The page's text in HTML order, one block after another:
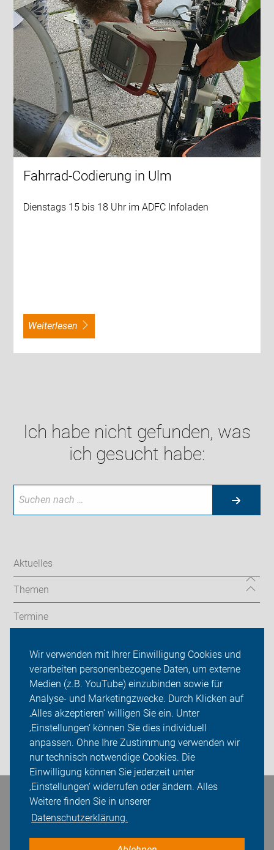
Wir verwenden mit Ihrer Einwilligung Cookies und
verarbeiten personenbezogene Daten, um externe
Medien (z.B. YouTube) einzubinden sowie für
Analyse- und Marketingzwecke. Durch Klicken auf
‚Alles akzeptieren‘ willigen Sie ein. Unter
‚Einstellungen‘ können Sie dies individuell
anpassen. Ohne Ihre Zustimmung verwenden wir
nur technisch notwendige Cookies. Die
Einwilligung können Sie jederzeit unter
‚Einstellungen‘ widerrufen oder ändern. Alles
Weitere finden Sie in unserer
Datenschutzerklärung.
Fahrrad-Codierung in Ulm
Dienstags 15 bis 18 Uhr im ADFC Infoladen
weiterlesen
Ich habe nicht gefunden, was
ich gesucht habe:
Aktuelles
Themen
Termine
Politik
ADFC Ulm/Alb-Donau & Neu-Ulm
Sei dabei
Login
Bleiben Sie in Kontakt